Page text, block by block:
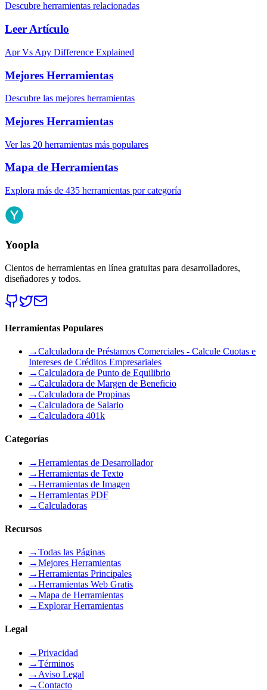
Descubre herramientas relacionadas
Leer Artículo
Apr Vs Apy Difference Explained
Mejores Herramientas
Descubre las mejores herramientas
Mejores Herramientas
Ver las 20 herramientas más populares
Mapa de Herramientas
Explora más de 435 herramientas por categoría
Yoopla
Cientos de herramientas en línea gratuitas para desarrolladores,
diseñadores y todos.
Herramientas Populares
→Calculadora de Préstamos Comerciales - Calcule Cuotas e
Intereses de Créditos Empresariales
→Calculadora de Punto de Equilibrio
→Calculadora de Margen de Beneficio
→Calculadora de Propinas
→Calculadora de Salario
→Calculadora 401k
Categorías
→Herramientas de Desarrollador
→Herramientas de Texto
→Herramientas de Imagen
→Herramientas PDF
→Calculadoras
Recursos
→Todas las Páginas
→Mejores Herramientas
→Herramientas Principales
→Herramientas Web Gratis
→Mapa de Herramientas
→Explorar Herramientas
Legal
→Privacidad
→Términos
→ Aviso Legal
→Contacto